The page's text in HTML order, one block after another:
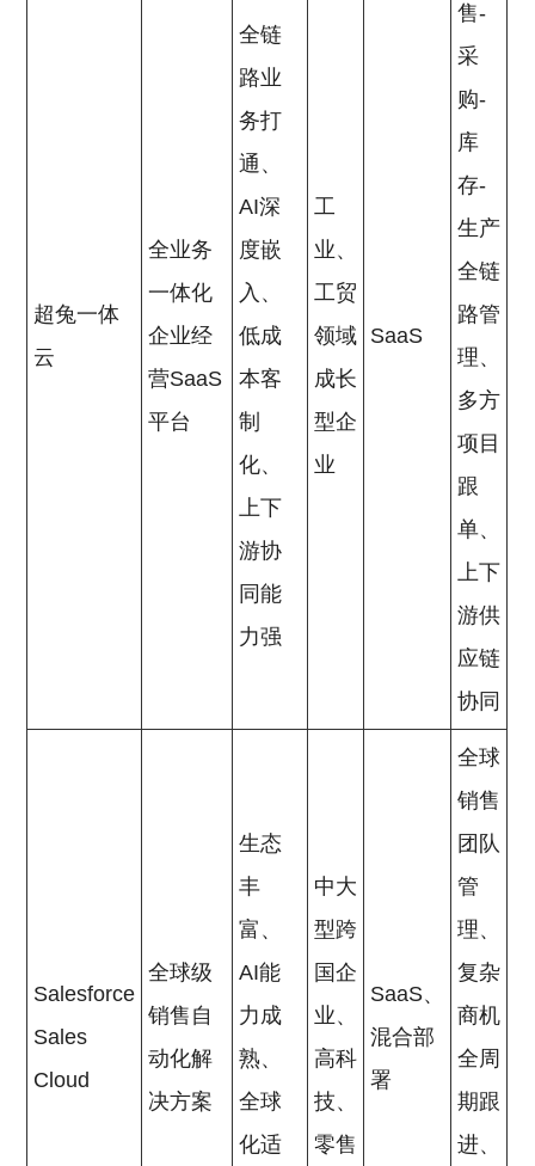
超兔一体
云
全业务
一体化
企业经
营SaaS
平台
全链
路业
务打
通、
AI深
度嵌
入、
低成
本客
制
化、
上下
游协
同能
力强
工
业、
工贸
领域
成长
型企
业
SaaS
售-
采
购-
库
存-
生产
全链
路管
理、
多方
项目
跟
单、
上下
游供
应链
协同
Salesforce
Sales
Cloud
全球级
销售自
动化解
决方案
生态
丰
富、
AI能
力成
熟、
全球
化适
中大
型跨
国企
业、
高科
技、
零售
SaaS、
混合部
署
全球
销售
团队
管
理、
复杂
商机
全周
期跟
进、